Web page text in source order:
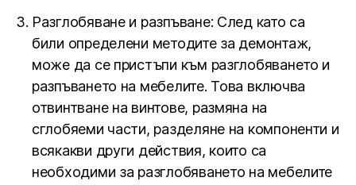
Разглобяване и разпъване: След като са
били определени методите за демонтаж,
може да се пристъпи към разглобяването и
разпъването на мебелите. Това включва
отвинтване на винтове, размяна на
сглобяеми части, разделяне на компоненти и
всякакви други действия, които са
необходими за разглобяването на мебелите